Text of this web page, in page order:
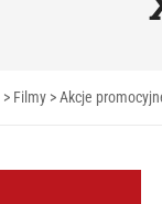
> Filmy >Akcje